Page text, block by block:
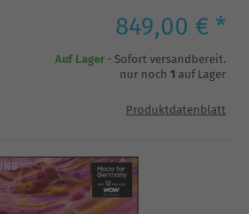
849,00 € *
Auf Lager - Sofort versandbereit.
nur noch 1 auf Lager
Produktdatenblatt